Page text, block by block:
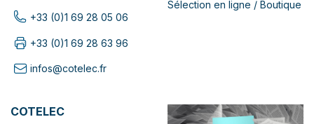
+33 (0)1 69 28 05 06
+33 (0)1 69 28 63 96
infos@cotelec.fr
Sélection en ligne / Boutique
COTELEC